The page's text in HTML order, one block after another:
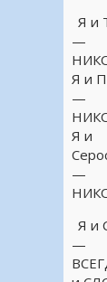
Я и
—
Я и
—
Я и
—
Я и
—